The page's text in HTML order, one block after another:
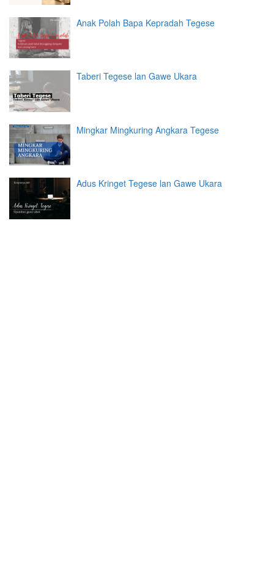
Anak Polah Bapa Kepradah Tegese
Taberi Tegese lan Gawe Ukara
Mingkar Mingkuring Angkara Tegese
Adus Kringet Tegese lan Gawe Ukara